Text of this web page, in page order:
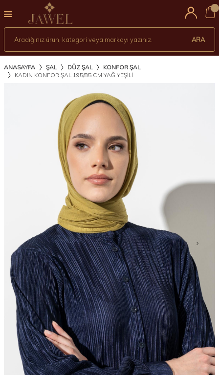
ARA
ANASAYFA ŞAL DÜZ ŞAL
KONFOR ŞAL
KADIN KONFOR ŞAL 195/85 CM YAĞ YEŞİLİ